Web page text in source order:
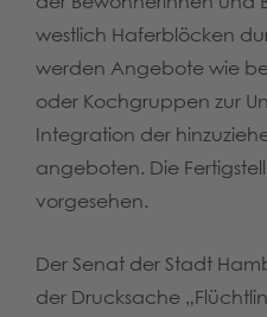
westlich Haferblöcken
werden Angebote wie
oder Kochgruppen zur
Integration der
angeboten. Die
vorgesehen.
Der Senat der Stadt
der Drucksache